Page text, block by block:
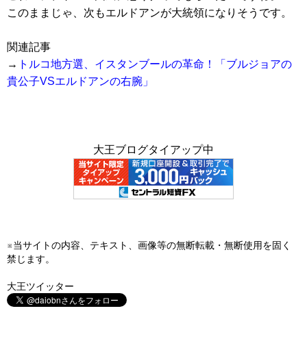
このままじゃ、次もエルドアンが大統領になりそうです。
関連記事
→ トルコ地方選、イスタンブールの革命！「ブルジョアの
貴公子VSエルドアンの右腕」
大王ブログタイアップ中
※当サイトの内容、テキスト、画像等の無断転載・無断使用を固く
禁じます。
大王ツイッター